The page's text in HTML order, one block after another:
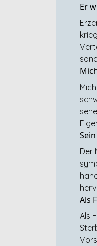
Er
Der
Als
Als